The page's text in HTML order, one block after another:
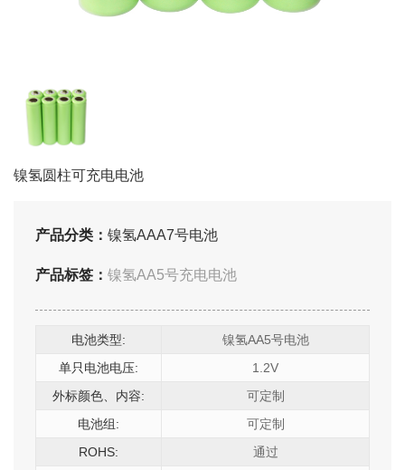
镍氢圆柱可充电电池
产品分类： 镍氢AAA7号电池
产品标签： 镍氢AA5号充电电池
电池类型:
镍氢AA5号电池
单只电池电压:
1.2V
外标颜色、内容:
可定制
电池组:
可定制
ROHS:
通过